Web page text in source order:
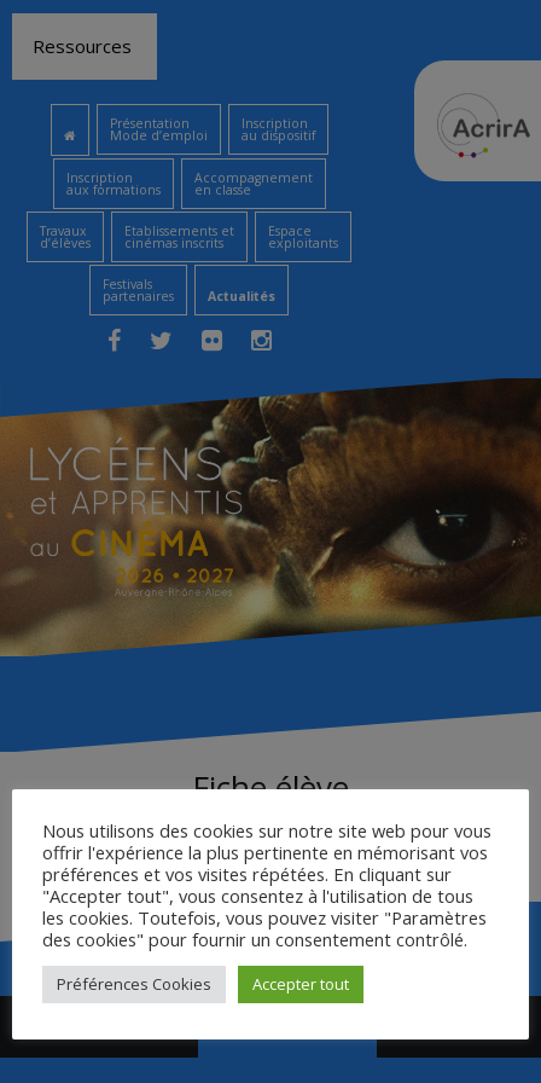
contenu
Ressources
Présentation
Mode d’emploi
Inscription
au dispositif
Inscription
aux formations
Accompagnement
en classe
Travaux
d’élèves
Etablissements et
cinémas inscrits
Espace
exploitants
Festivals
partenaires Actualités
Fiche élève
Fiche élève – L’homme qui tua Liberty Valance
Navigation
de
Nous utilisons des cookies sur notre site web pour vous
offrir l'expérience la plus pertinente en mémorisant vos
préférences et vos visites répétées. En cliquant sur
"Accepter tout", vous consentez à l'utilisation de tous
les cookies. Toutefois, vous pouvez visiter "Paramètres
des cookies" pour fournir un consentement contrôlé.
Préférences Cookies Accepter tout